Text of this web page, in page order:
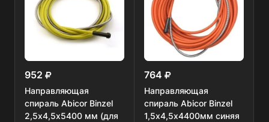
952
Направляющая
спираль Abicor Binzel
2,5х4,5х5400 мм (для
764
Направляющая
спираль Abicor Binzel
1,5х4,5х4400мм синяя